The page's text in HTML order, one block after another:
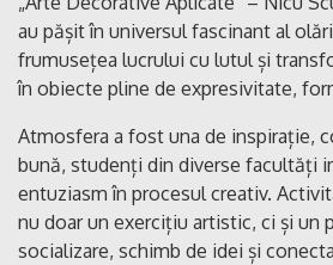
au pășit în universul fascinant al
frumusețea lucrului cu lutul și
în obiecte pline de expresivitate,
Atmosfera a fost una de inspirație,
bună, studenți din diverse facultăți
entuziasm în procesul creativ.
nu doar un exercițiu artistic, ci și un
socializare, schimb de idei și